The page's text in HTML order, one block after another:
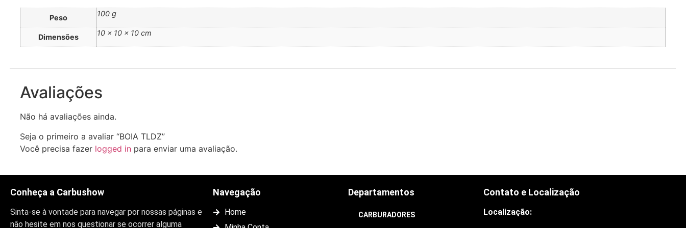
Peso 100 g
Dimensões 10 × 10 × 10 cm
Avaliações
Não há avaliações ainda.
Seja o primeiro a avaliar “BOIA TLDZ”
Você precisa fazer logged in para enviar uma avaliação.
Conheça a Carbushow
Sinta-se à vontade para navegar por nossas páginas e
não hesite em nos questionar se ocorrer alguma
Navegação
Home
Departamentos
CARBURADORES
Contato e Localização
Localização: